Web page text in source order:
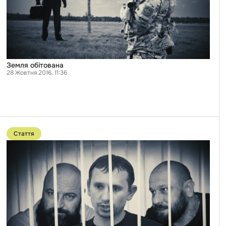
Земля обітована
28 Жовтня 2016, 11:36
публікації
“ТОРНАДО”
Стаття